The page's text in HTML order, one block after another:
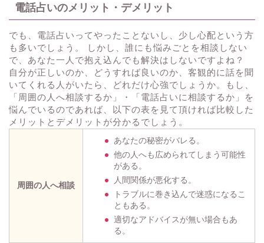
電話占いのメリット・デメリット
でも、電話占いってやったことないし、少し心配という方
も多いでしょう。 しかし、誰にも悩みごとを相談しない
で、あなた一人で抱え込んでも解決はしないですよね？
自分が正しいのか、どうすれば良いのか、客観的に話を聞
いてくれる人がいたら、どれだけ心強でしょうか。もし、
「周囲の人へ相談するか」・「電話占いに相談するか」を
悩んでいるのであれば、以下の表を見て頂ければ比較した
メリットとデメリットが分かるでしょう。
周囲の人へ相談
あなたの秘密がバレる。
他の人へも広められてしまう可能性
がある。
人間関係が悪化する。
トラブルに巻き込んで迷惑になるこ
ともある。
適切なアドバイスが無い場合もあ
る。